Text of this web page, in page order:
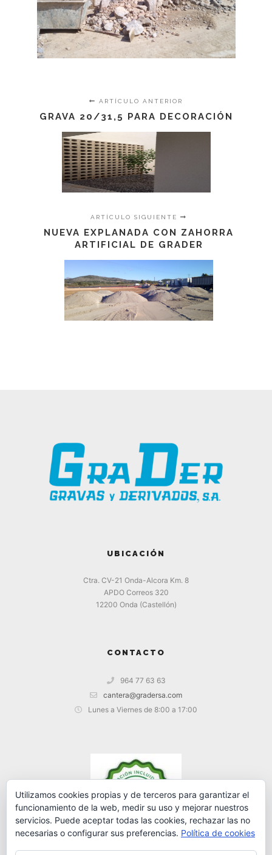
FABRICACIÓN MURO PIEDRA PICADA
MURO PIEDRA PICADA 2
MURO PIEDRA PICADA 3
MURO PIEDRA PICADA 4
ARTÍCULO ANTERIOR
GRAVA 20/31,5 PARA DECORACIÓN
ARTÍCULO SIGUIENTE
NUEVA EXPLANADA CON ZAHORRA
ARTIFICIAL DE GRADER
UBICACIÓN
Ctra. CV-21 Onda-Alcora Km. 8
APDO Correos 320
12200 Onda (Castellón)
CONTACTO
964 77 63 63
cantera@gradersa.com
Lunes a Viernes de 8:00 a 17:00
Utilizamos cookies propias y de terceros para garantizar el
funcionamiento de la web, medir su uso y mejorar nuestros
servicios. Puede aceptar todas las cookies, rechazar las no
necesarias o configurar sus preferencias. Política de cookies